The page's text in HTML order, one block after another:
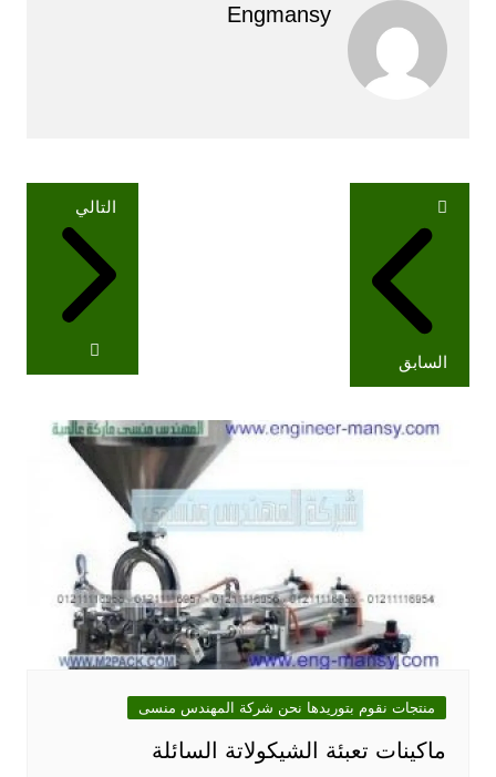
Engmansy
تصفّح
المقالات
السابق
التالي
منتجات نقوم بتوريدها نحن شركة المهندس منسى
ماكينات تعبئة الشيكولاتة السائلة